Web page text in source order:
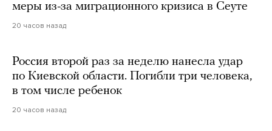
меры из-за миграционного кризиса в Сеуте
20 часов назад
Россия второй раз за неделю нанесла удар
по Киевской области. Погибли три человека,
в том числе ребенок
20 часов назад